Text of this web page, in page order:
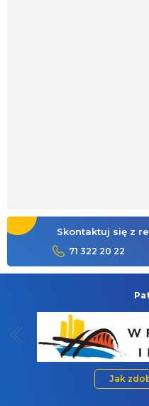
Skontaktuj się z
71 322 20 22
Jak